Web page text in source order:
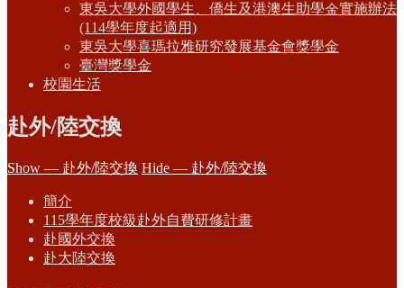
東吳大學外國學生、僑生及港澳生助學金實施辦法
(114學年度起適用)
東吳大學喜瑪拉雅研究發展基金會獎學金
臺灣獎學金
校園生活
赴外/陸交換
Show — 赴外/陸交換 Hide — 赴外/陸交換
簡介
115學年度校級赴外自費研修計畫
赴國外交換
赴大陸交換